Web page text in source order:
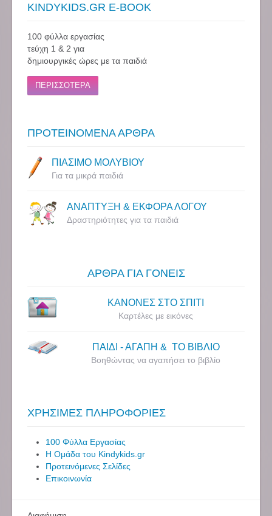
KINDYKIDS.GR E-BOOK
100 φύλλα εργασίας
τεύχη 1 & 2 για
δημιουργικές ώρες με τα παιδιά
ΠΕΡΙΣΣΟΤΕΡΑ
ΠΡΟΤΕΙΝΟΜΕΝΑ ΑΡΘΡΑ
ΠΙΑΣΙΜΟ ΜΟΛΥΒΙΟΥ
Για τα μικρά παιδιά
ΑΝΑΠΤΥΞΗ & ΕΚΦΟΡΑ ΛΟΓΟΥ
Δραστηριότητες για τα παιδιά
ΑΡΘΡΑ ΓΙΑ ΓΟΝΕΙΣ
ΚΑΝΟΝΕΣ ΣΤΟ ΣΠΙΤΙ
Καρτέλες με εικόνες
ΠΑΙΔΙ - ΑΓΑΠΗ & ΤΟ ΒΙΒΛΙΟ
Βοηθώντας να αγαπήσει το βιβλίο
ΧΡΗΣΙΜΕΣ ΠΛΗΡΟΦΟΡΙΕΣ
100 Φύλλα Εργασίας
Η Ομάδα του Kindykids.gr
Προτεινόμενες Σελίδες
Επικοινωνία